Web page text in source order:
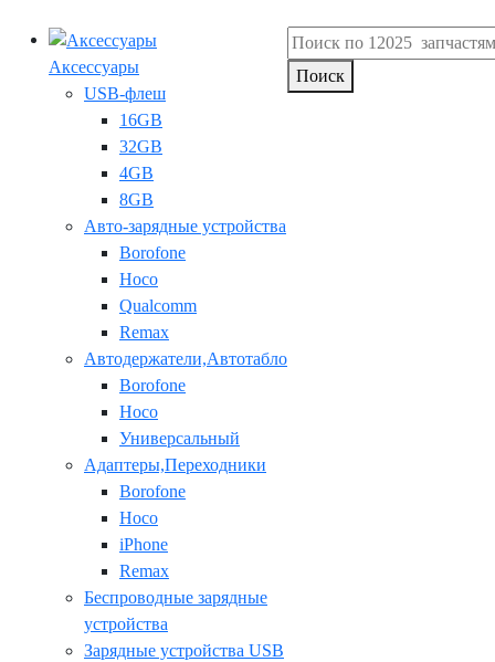
Аксессуары
USB-флеш
16GB
32GB
4GB
8GB
Авто-зарядные устройства
Borofone
Hoco
Qualcomm
Remax
Автодержатели,Автотабло
Borofone
Hoco
Универсальный
Адаптеры,Переходники
Borofone
Hoco
iPhone
Remax
Беспроводные зарядные
устройства
Зарядные устройства USB
Поиск